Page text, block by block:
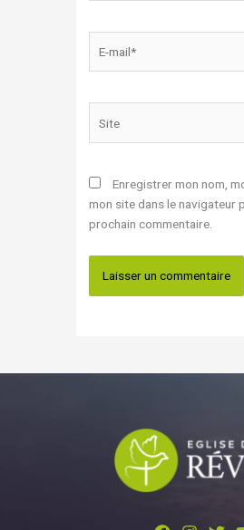
mail*
Enregistrer mon nom,
mon site dans le navigateur
prochain commentaire.